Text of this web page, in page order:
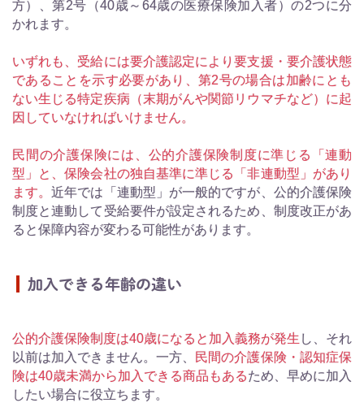
方）、第2号（40歳～64歳の医療保険加入者）の2つに分
かれます。
いずれも、受給には要介護認定により要支援・要介護状態
であることを示す必要があり、第2号の場合は加齢にとも
ない生じる特定疾病（末期がんや関節リウマチなど）に起
因していなければいけません。
民間の介護保険には、公的介護保険制度に準じる「連動
型」と、保険会社の独自基準に準じる「非連動型」があり
ます。近年では「連動型」が一般的ですが、公的介護保険
制度と連動して受給要件が設定されるため、制度改正があ
ると保障内容が変わる可能性があります。
加入できる年齢の違い
公的介護保険制度は40歳になると加入義務が発生 し、それ
以前は加入できません。一方、
民間の介護保険・認知症保
険は40歳未満から加入できる商品もあるため、早めに加入
したい場合に役立ちます。